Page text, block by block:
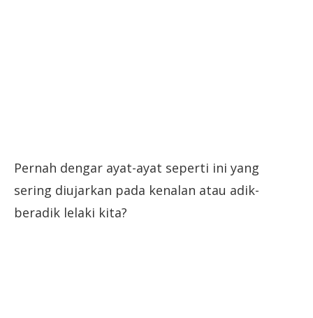
Pernah dengar ayat-ayat seperti ini yang
sering diujarkan pada kenalan atau adik-
beradik lelaki kita?